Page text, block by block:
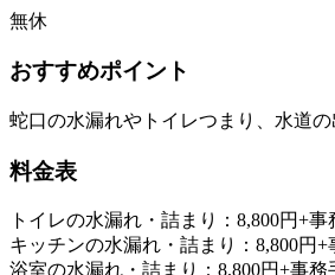
無休
おすすめポイント
蛇口の水漏れやトイレつまり、水道
料金表
トイレの水漏れ・詰まり：8,800円+事
キッチンの水漏れ・詰まり：8,800円+
浴室の水漏れ・詰まり：8,800円+事務